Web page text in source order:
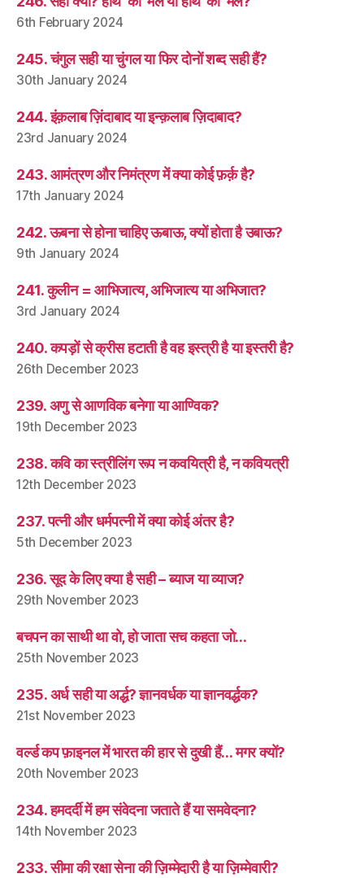
6th February 2024
245. चंगुल सही या चुंगल या फिर दोनों शब्द सही हैं?
30th January 2024
244. इंक़लाब ज़िंदाबाद या इन्क़लाब ज़िदाबाद?
23rd January 2024
243. आमंत्रण और निमंत्रण में क्या कोई फ़र्क़ है?
17th January 2024
242. ऊबना से होना चाहिए ऊबाऊ, क्यों होता है उबाऊ?
9th January 2024
241. कुलीन = आभिजात्य, अभिजात्य या अभिजात?
3rd January 2024
240. कपड़ों से क्रीस हटाती है वह इस्त्री है या इस्तरी है?
26th December 2023
239. अणु से आणविक बनेगा या आण्विक?
19th December 2023
238. कवि का स्त्रीलिंग रूप न कवयित्री है, न कवियत्री
12th December 2023
237. पत्नी और धर्मपत्नी में क्या कोई अंतर है?
5th December 2023
236. सूद के लिए क्या है सही – ब्याज या व्याज?
29th November 2023
बचपन का साथी था वो, हो जाता सच कहता जो…
25th November 2023
235. अर्ध सही या अर्द्ध? ज्ञानवर्धक या ज्ञानवर्द्धक?
21st November 2023
वर्ल्ड कप फ़ाइनल में भारत की हार से दुखी हैं… मगर क्यों?
20th November 2023
234. हमदर्दी में हम संवेदना जताते हैं या समवेदना?
14th November 2023
233. सीमा की रक्षा सेना की ज़िम्मेदारी है या ज़िम्मेवारी?